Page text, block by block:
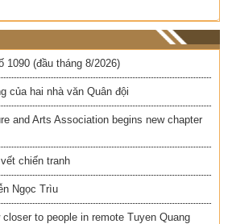
1090 (đầu tháng 8/2026)
của hai nhà văn Quân đội
and Arts Association begins new chapter
chiến tranh
Ngọc Trìu
to people in remote Tuyen Quang